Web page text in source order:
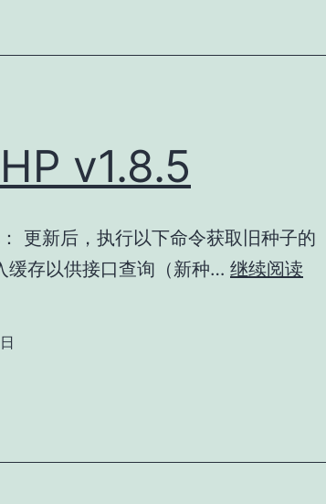
v1.8.5
更新后，执行以下命令获取旧种子的
缓存以供接口查询（新种… 继续阅读